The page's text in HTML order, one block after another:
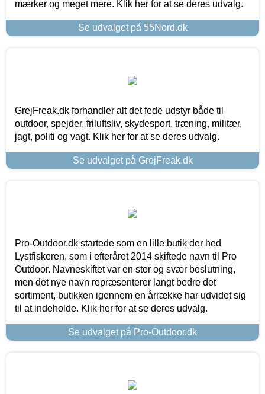
mærker og meget mere. Klik her for at se deres udvalg.
Se udvalget på 55Nord.dk
GrejFreak.dk forhandler alt det fede udstyr både til
outdoor, spejder, friluftsliv, skydesport, træning, militær,
jagt, politi og vagt. Klik her for at se deres udvalg.
Se udvalget på GrejFreak.dk
Pro-Outdoor.dk startede som en lille butik der hed
Lystfiskeren, som i efteråret 2014 skiftede navn til Pro
Outdoor. Navneskiftet var en stor og svær beslutning,
men det nye navn repræsenterer langt bedre det
sortiment, butikken igennem en årrække har udvidet sig
til at indeholde. Klik her for at se deres udvalg.
Se udvalget på Pro-Outdoor.dk